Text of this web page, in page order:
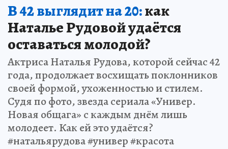
В 42 выглядит на 20:как
Наталье Рудовой удаётся
оставаться молодой?
Актриса Наталья Рудова, которой сейчас 42
года, продолжает восхищать поклонников
своей формой, ухоженностью и стилем.
Судя по фото, звезда сериала «Универ.
Новая общага» с каждым днём лишь
молодеет. Как ей это удаётся?
#натальярудова #универ #красота